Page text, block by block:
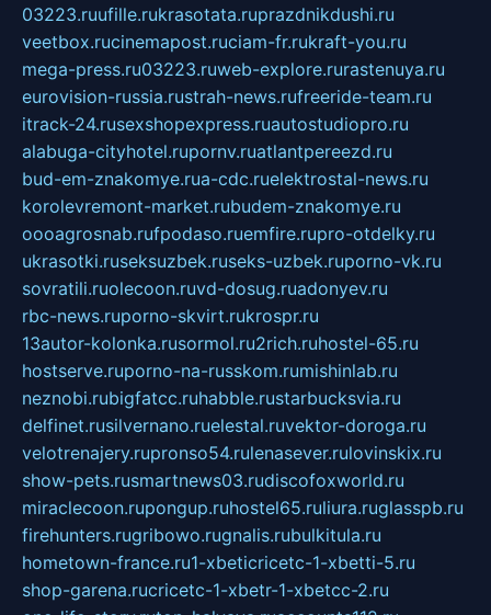
03223.ruufille.rukrasotata.ruprazdnikdushi.ru
veetbox.rucinemapost.ruciam-fr.rukraft-you.ru
mega-press.ru03223.ruweb-explore.rurastenuya.ru
eurovision-russia.rustrah-news.rufreeride-team.ru
itrack-24.rusexshopexpress.ruautostudiopro.ru
alabuga-cityhotel.rupornv.ruatlantpereezd.ru
bud-em-znakomye.rua-cdc.ruelektrostal-news.ru
korolevremont-market.rubudem-znakomye.ru
oooagrosnab.rufpodaso.ruemfire.rupro-otdelky.ru
ukrasotki.ruseksuzbek.ruseks-uzbek.ruporno-vk.ru
sovratili.ruolecoon.ruvd-dosug.ruadonyev.ru
rbc-news.ruporno-skvirt.rukrospr.ru
13autor-kolonka.rusormol.ru2rich.ruhostel-65.ru
hostserve.ruporno-na-russkom.rumishinlab.ru
neznobi.rubigfatcc.ruhabble.rustarbucksvia.ru
delfinet.rusilvernano.ruelestal.ruvektor-doroga.ru
velotrenajery.rupronso54.rulenasever.rulovinskix.ru
show-pets.rusmartnews03.rudiscofoxworld.ru
miraclecoon.rupongup.ruhostel65.ruliura.ruglasspb.ru
firehunters.rugribowo.rugnalis.rubulkitula.ru
hometown-france.ru1-xbeticricetc-1-xbetti-5.ru
shop-garena.rucricetc-1-xbetr-1-xbetcc-2.ru